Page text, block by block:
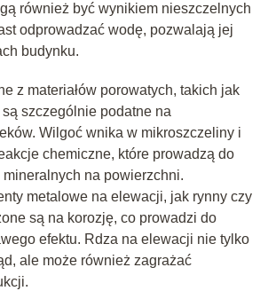
również być wynikiem nieszczelnych
odprowadzać wodę, pozwalają jej
budynku.
z materiałów porowatych, takich jak
są szczególnie podatne na
Wilgoć wnika w mikroszczeliny i
chemiczne, które prowadzą do
na powierzchni.
metalowe na elewacji, jak rynny czy
są na korozję, co prowadzi do
efektu. Rdza na elewacji nie tylko
ale może również zagrażać